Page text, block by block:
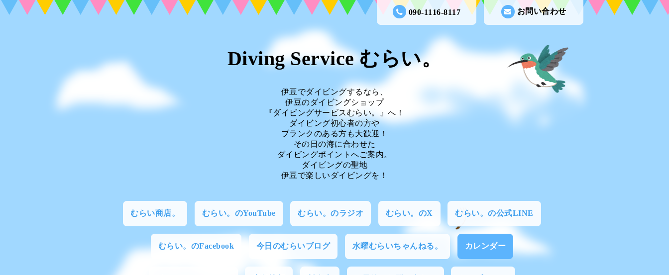
お問い合わせ
090-1116-8117
Diving Service むらい。
伊豆でダイビングするなら、
伊豆のダイビングショップ
『ダイビングサービスむらい。』へ！
ダイビング初心者の方や
ブランクのある方も大歓迎！
その日の海に合わせた
ダイビングポイントへご案内。
ダイビングの聖地
伊豆で楽しいダイビングを！
むらい商店。 むらい。のYouTube むらい。のラジオ むらい。のX むらい。の公式LINE
むらい。のFacebook 今日のむらいブログ 水曜むらいちゃんねる。 カレンダー